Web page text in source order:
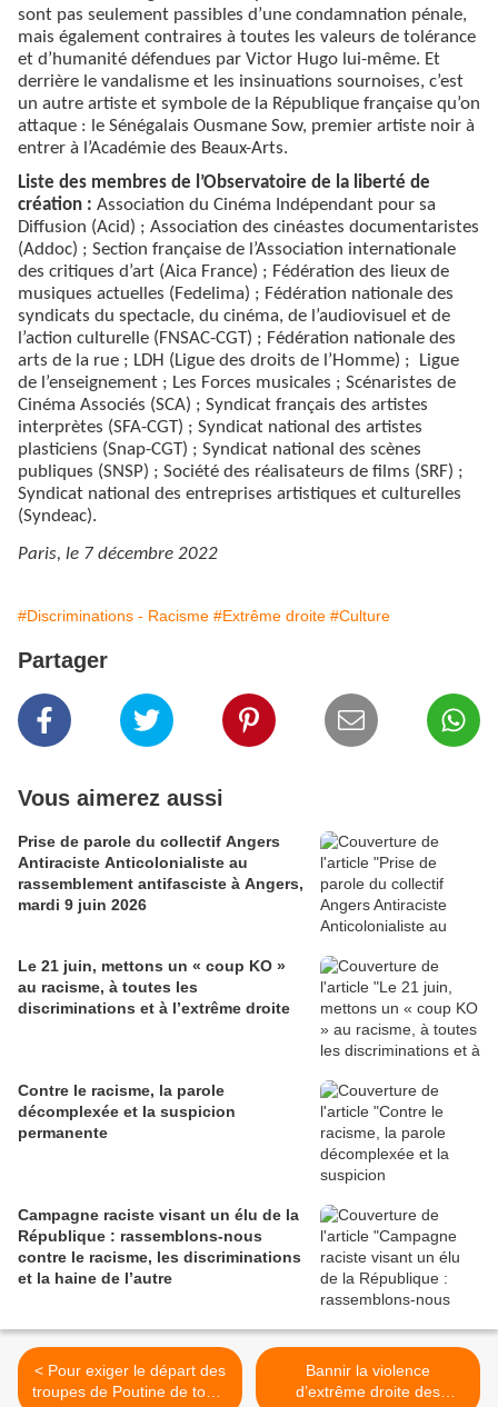
sont pas seulement passibles d’une condamnation pénale,
mais également contraires à toutes les valeurs de tolérance
et d’humanité défendues par Victor Hugo lui-même. Et
derrière le vandalisme et les insinuations sournoises, c’est
un autre artiste et symbole de la République française qu’on
attaque : le Sénégalais Ousmane Sow, premier artiste noir à
entrer à l’Académie des Beaux-Arts.
Liste des membres de l’Observatoire de la liberté de
création : Association du Cinéma Indépendant pour sa
Diffusion (Acid) ; Association des cinéastes documentaristes
(Addoc) ; Section française de l’Association internationale
des critiques d’art (Aica France) ; Fédération des lieux de
musiques actuelles (Fedelima) ; Fédération nationale des
syndicats du spectacle, du cinéma, de l’audiovisuel et de
l’action culturelle (FNSAC-CGT) ; Fédération nationale des
arts de la rue ; LDH (Ligue des droits de l’Homme) ; Ligue
de l’enseignement ; Les Forces musicales ; Scénaristes de
Cinéma Associés (SCA) ; Syndicat français des artistes
interprètes (SFA-CGT) ; Syndicat national des artistes
plasticiens (Snap-CGT) ; Syndicat national des scènes
publiques (SNSP) ; Société des réalisateurs de films (SRF) ;
Syndicat national des entreprises artistiques et culturelles
(Syndeac).
Paris, le 7 décembre 2022
#Discriminations - Racisme #Extrême droite #Culture
Partager
Vous aimerez aussi
Prise de parole du collectif Angers
Antiraciste Anticolonialiste au
rassemblement antifasciste à Angers,
mardi 9 juin 2026
Le 21 juin, mettons un « coup KO »
au racisme, à toutes les
discriminations et à l’extrême droite
Contre le racisme, la parole
décomplexée et la suspicion
permanente
Campagne raciste visant un élu de la
République : rassemblons-nous
contre le racisme, les discriminations
et la haine de l’autre
< Pour exiger le départ des
troupes de Poutine de toute
Bannir la violence
d’extrême droite des